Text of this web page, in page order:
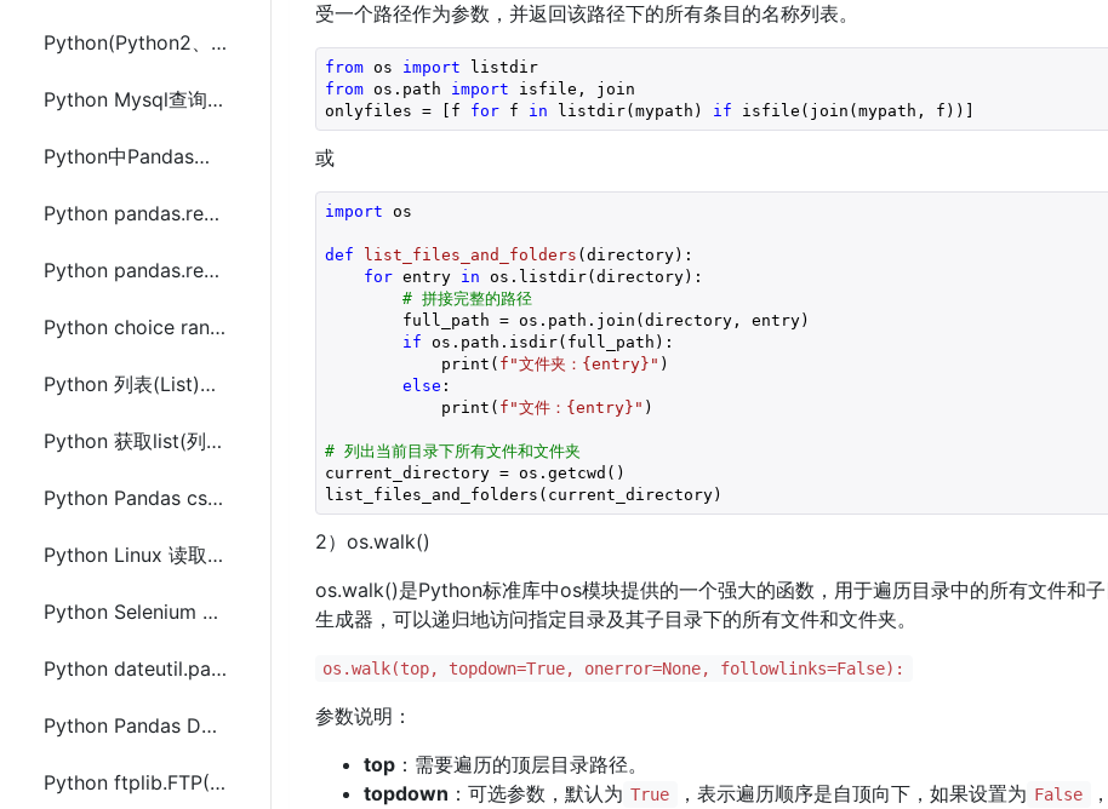
Python(Python2、Python3)读取gzip(.gz)文件中utf8(utf-8)编码字符串
Python Mysql查询和插入多条数据及返回行数、表的描述信息
Python中Pandas通过read_sql方法从Mysql或Oracle数据库中读取数据帧(DataFrame)
Python pandas.read_sql_query() 使用示例(demo)代码
Python pandas.read_sql_query()常用操作方法代码
Python choice random 随机将字符串中的字母转大写
Python 列表(List)中相同值的元素计数(defaultdict和Counter)
Python 获取list(列表)前n个不重复元素
Python Pandas csv文件中分隔符统计计数
Python Linux 读取umask(线程安全)
Python Selenium 将网页另存下载(包含资源文件(js,css,图片等))
Python dateutil.parse 日期转换库安装使用方法
Python Pandas DataFrame.to_html使用及设置CSS样式的方法
Python ftplib.FTP()使用示例(demo)代码
受一个路径作为参数，并返回该路径下的所有条目的名称列表。
from os import
listdir
from os.path import isfile, join
onlyfiles = [f for f in listdir(mypath) if isfile(join(mypath, f))]
或
import os
def list_files_and_folders (directory) :
for entry in os.listdir(directory):
# 拼接完整的路径
        full_path = os.path.join(directory, entry)
if os.path.isdir(full_path):
            print(
f"文件夹： {entry} " )
else :
            print(
f"文件： {entry} " )
# 列出当前目录下所有文件和文件夹
current_directory = os.getcwd()
list_files_and_folders(current_directory)
2）os.walk()
os.walk()是Python标准库中os模块提供的一个强大的函数，用于遍历目录中的所有文件和
生成器，可以递归地访问指定目录及其子目录下的所有文件和文件夹。
os.walk(top, topdown=True, onerror=None, followlinks=False):
参数说明：
top ：需要遍历的顶层目录路径。
topdown ：可选参数，默认为 True ，表示遍历顺序是自顶向下，如果设置为 False